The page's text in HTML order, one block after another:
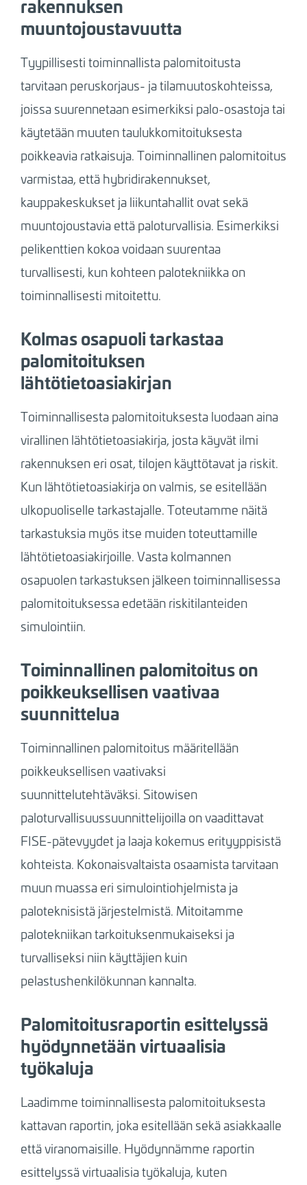
rakennuksen
muuntojoustavuutta
Tyypillisesti toiminnallista palomitoitusta
tarvitaan peruskorjaus- ja tilamuutoskohteissa,
joissa suurennetaan esimerkiksi palo-osastoja tai
käytetään muuten taulukkomitoituksesta
poikkeavia ratkaisuja. Toiminnallinen palomitoitus
varmistaa, että hybridirakennukset,
kauppakeskukset ja liikuntahallit ovat sekä
muuntojoustavia että paloturvallisia. Esimerkiksi
pelikenttien kokoa voidaan suurentaa
turvallisesti, kun kohteen palotekniikka on
toiminnallisesti mitoitettu.
Kolmas osapuoli tarkastaa
palomitoituksen
lähtötietoasiakirjan
Toiminnallisesta palomitoituksesta luodaan aina
virallinen lähtötietoasiakirja, josta käyvät ilmi
rakennuksen eri osat, tilojen käyttötavat ja riskit.
Kun lähtötietoasiakirja on valmis, se esitellään
ulkopuoliselle tarkastajalle. Toteutamme näitä
tarkastuksia myös itse muiden toteuttamille
lähtötietoasiakirjoille. Vasta kolmannen
osapuolen tarkastuksen jälkeen toiminnallisessa
palomitoituksessa edetään riskitilanteiden
simulointiin.
Toiminnallinen palomitoitus on
poikkeuksellisen vaativaa
suunnittelua
Toiminnallinen palomitoitus määritellään
poikkeuksellisen vaativaksi
suunnittelutehtäväksi. Sitowisen
paloturvallisuussuunnittelijoilla on vaadittavat
FISE-pätevyydet ja laaja kokemus erityyppisistä
kohteista. Kokonaisvaltaista osaamista tarvitaan
muun muassa eri simulointiohjelmista ja
paloteknisistä järjestelmistä. Mitoitamme
palotekniikan tarkoituksenmukaiseksi ja
turvalliseksi niin käyttäjien kuin
pelastushenkilökunnan kannalta.
Palomitoitusraportin esittelyssä
hyödynnetään virtuaalisia
työkaluja
Laadimme toiminnallisesta palomitoituksesta
kattavan raportin, joka esitellään sekä asiakkaalle
että viranomaisille. Hyödynnämme raportin
esittelyssä virtuaalisia työkaluja, kuten